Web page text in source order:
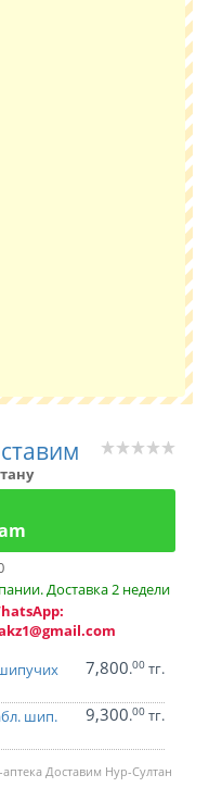
Доставка 2 недели
7,800.00 тг.
шип.
9,300.00 тг.
Доставим Нур-Султан